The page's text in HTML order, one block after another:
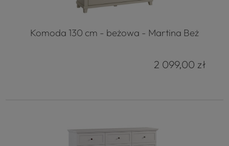
Komoda 130 cm - beżowa - Martina Beż
2 099,00 zł